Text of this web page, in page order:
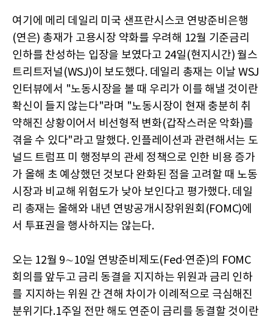
여기에 메리 데일리 미국 샌프란시스코 연방준비은행
(연은) 총재가 고용시장 약화를 우려해 12월 기준금리
인하를 찬성하는 입장을 보였다고 24일(현지시간) 월스
트리트저널(WSJ)이 보도했다. 데일리 총재는 이날 WSJ
인터뷰에서 "노동시장을 볼 때 우리가 이를 해낼 것이란
확신이 들지 않는다"라며 "노동시장이 현재 충분히 취
약해진 상황이어서 비선형적 변화(갑작스러운 악화)를
겪을 수 있다"라고 말했다. 인플레이션과 관련해서는 도
널드 트럼프 미 행정부의 관세 정책으로 인한 비용 증가
가 올해 초 예상했던 것보다 완화된 점을 고려할 때 노동
시장과 비교해 위험도가 낮아 보인다고 평가했다. 데일
리 총재는 올해와 내년 연방공개시장위원회(FOMC)에
서 투표권을 행사하지는 않는다.
오는 12월 9∼10일 연방준비제도(Fed·연준)의 FOMC
회의를 앞두고 금리 동결을 지지하는 위원과 금리 인하
를 지지하는 위원 간 견해 차이가 이례적으로 극심해진
분위기다.1주일 전만 해도 연준이 금리를 동결할 것이란